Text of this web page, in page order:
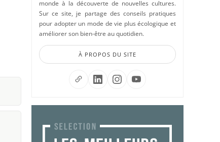
monde à la découverte de nouvelles cultures.
Sur ce site, je partage des conseils pratiques
pour adopter un mode de vie plus écologique et
améliorer son bien-être au quotidien.
À PROPOS DU SITE